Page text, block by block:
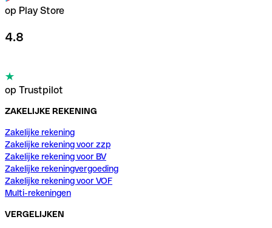
op Play Store
4.8
op Trustpilot
ZAKELIJKE REKENING
Zakelijke rekening
Zakelijke rekening voor zzp
Zakelijke rekening voor BV
Zakelijke rekeningvergoeding
Zakelijke rekening voor VOF
Multi-rekeningen
VERGELIJKEN